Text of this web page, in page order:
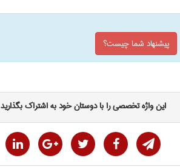
پیشنهاد شما چیست؟
این واژه تخصصی را با دوستان خود به اشتراک بگذارید